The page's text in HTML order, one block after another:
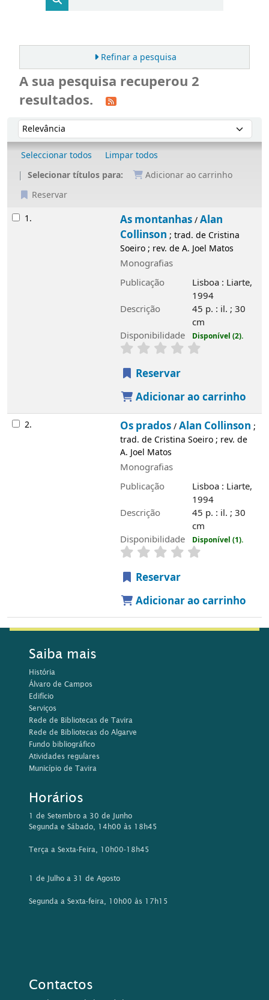
Refinar a pesquisa
A sua pesquisa recuperou 2
resultados.
Ordenar
Ordenar por:
Seleccionar todos
Limpar todos
Selecionar títulos para:
Adicionar ao carrinho
Reservar
Resultados
1. As montanhas/Alan
Collinson ; trad. de Cristina
Soeiro ; rev. de A. Joel Matos
Monografias
Publicação
Lisboa : Liarte,
1994
Descrição
45 p. : il. ; 30
cm
Disponibilidade
Disponível (2).
Reservar
Adicionar ao carrinho
2. Os prados/Alan Collinson ;
trad. de Cristina Soeiro ; rev. de
A. Joel Matos
Monografias
Publicação
Lisboa : Liarte,
1994
Descrição
45 p. : il. ; 30
cm
Disponibilidade
Disponível (1).
Reservar
Adicionar ao carrinho
Saiba mais
História
Álvaro de Campos
Edifício
Serviços
Rede de Bibliotecas de Tavira
Rede de Bibliotecas do Algarve
Fundo bibliográfico
Atividades regulares
Município de Tavira
Horários
1 de Setembro a 30 de Junho
Segunda e Sábado, 14h00 às 18h45
Terça a Sexta-Feira, 10h00-18h45
1 de Julho a 31 de Agosto
Segunda a Sexta-feira, 10h00 às 17h15
Contactos